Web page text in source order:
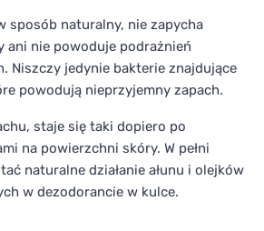
sposób naturalny, nie zapycha
ani nie powoduje podrażnień
Niszczy jedynie bakterie znajdujące
powodują nieprzyjemny zapach.
staje się taki dopiero po
na powierzchni skóry. W pełni
naturalne działanie ałunu i olejków
w dezodorancie w kulce.